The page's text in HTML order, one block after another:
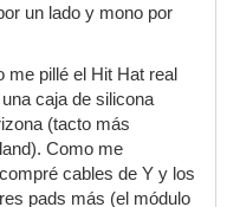
un lado y mono por
me pillé el Hit Hat real
caja de silicona
(tacto más
Como me
cables de Y y los
pads más (el módulo